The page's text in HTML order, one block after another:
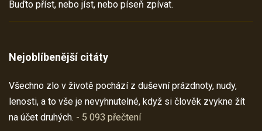
Buďto příst, nebo jíst, nebo píseň zpívat.
Nejoblíbenější citáty
Všechno zlo v životě pochází z duševní prázdnoty, nudy,
lenosti, a to vše je nevyhnutelné, když si člověk zvykne žít
na účet druhých. - 5 093 přečtení